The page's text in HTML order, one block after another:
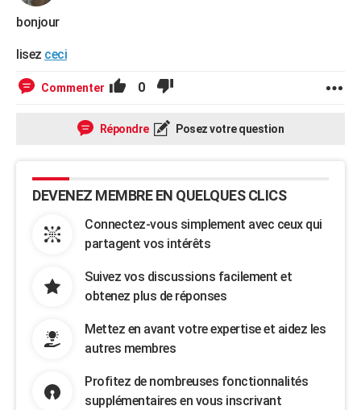
Destinations
City break
Voyage nature
Voyage de noces
Forum
Climat
+PHOTO
GUIDES D'ACHAT
BONS PLANS
Dictionnaire
Biographies
Citations
Expressions
Proverbes
PROGRAMME TV
S'inscrire
Se connecter
Lycées
Collèges
Primaires
Universités
Entreprises
Service militaire
Avis de recherche
FORUM
bonjour
lisez ceci
Commenter 0
Répondre Posez votre question
DEVENEZ MEMBRE EN QUELQUES CLICS
Connectez-vous simplement avec ceux qui
partagent vos intérêts
Suivez vos discussions facilement et
obtenez plus de réponses
Mettez en avant votre expertise et aidez les
autres membres
Profitez de nombreuses fonctionnalités
supplémentaires en vous inscrivant